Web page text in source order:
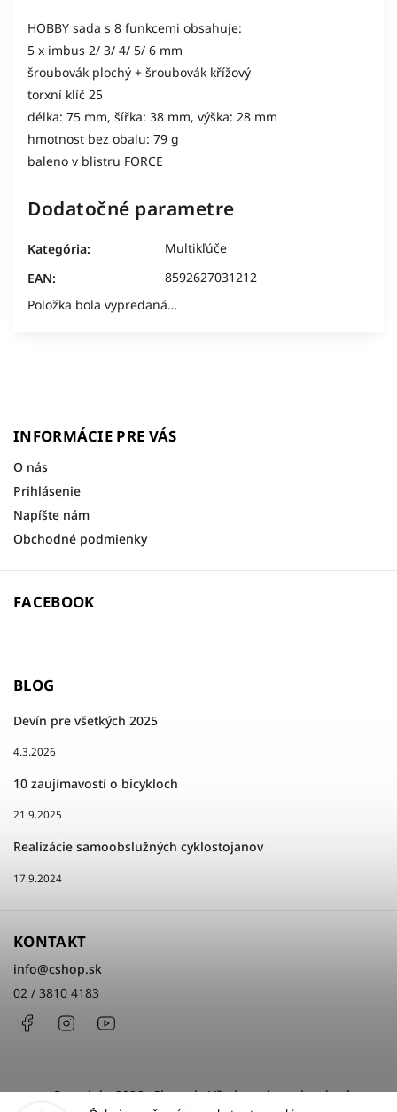
HOBBY sada s 8 funkcemi obsahuje:
5 x imbus 2/ 3/ 4/ 5/ 6 mm
šroubovák plochý + šroubovák křížový
torxní klíč 25
délka: 75 mm, šířka: 38 mm, výška: 28 mm
hmotnost bez obalu: 79 g
baleno v blistru FORCE
Dodatočné parametre
Kategória:
Multikľúče
EAN:
8592627031212
Položka bola vypredaná…
INFORMÁCIE PRE VÁS
O nás
Prihlásenie
Napíšte nám
Obchodné podmienky
FACEBOOK
BLOG
Devín pre všetkých 2025
4.3.2026
10 zaujímavostí o bicykloch
21.9.2025
Realizácie samoobslužných cyklostojanov
17.9.2024
KONTAKT
info@cshop.sk
02 / 3810 4183
FacebookInstagram
Copyright 2026cShop.sk. Všetky práva vyhradené.